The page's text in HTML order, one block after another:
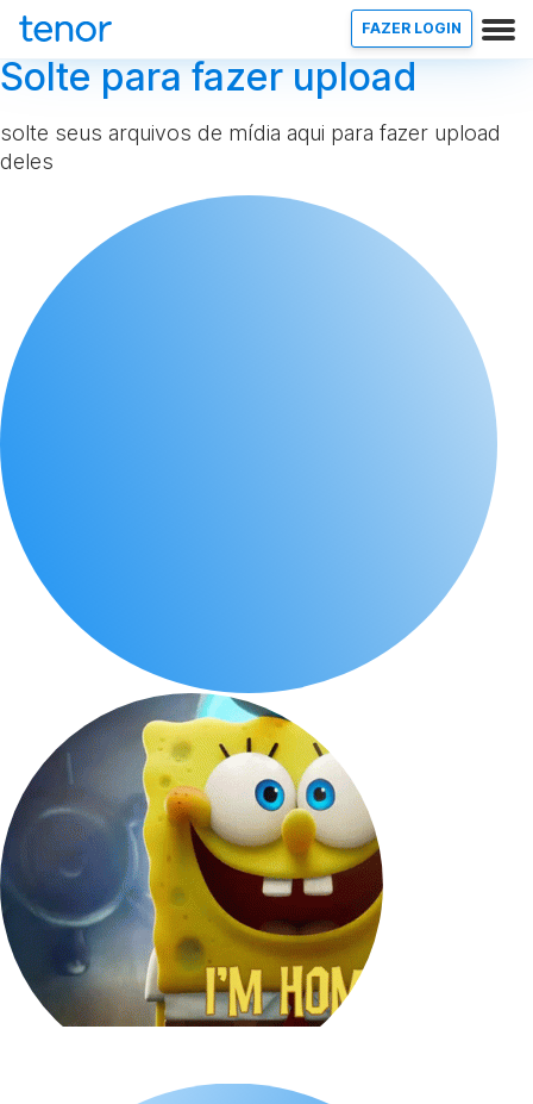
FAZER LOGIN
Solte para fazer upload
solte seus arquivos de mídia aqui para fazer upload
deles